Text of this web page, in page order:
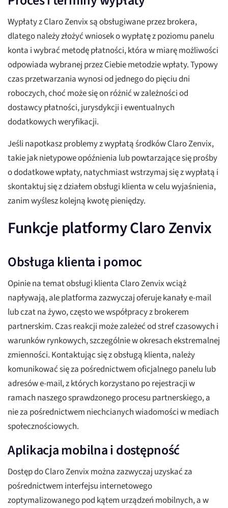
Wypłaty z Claro Zenvix są obsługiwane przez brokera,
dlatego należy złożyć wniosek o wypłatę z poziomu panelu
konta i wybrać metodę płatności, która w miarę możliwości
odpowiada wybranej przez Ciebie metodzie wpłaty. Typowy
czas przetwarzania wynosi od jednego do pięciu dni
roboczych, choć może się on różnić w zależności od
dostawcy płatności, jurysdykcji i ewentualnych
dodatkowych weryfikacji.
Jeśli napotkasz problemy z wypłatą środków Claro Zenvix,
takie jak nietypowe opóźnienia lub powtarzające się prośby
o dodatkowe wpłaty, natychmiast wstrzymaj się z wypłatą i
skontaktuj się z działem obsługi klienta w celu wyjaśnienia,
zanim wyślesz kolejną kwotę pieniędzy.
Funkcje platformy Claro Zenvix
Obsługa klienta i pomoc
Opinie na temat obsługi klienta Claro Zenvix wciąż
napływają, ale platforma zazwyczaj oferuje kanały e-mail
lub czat na żywo, często we współpracy z brokerem
partnerskim. Czas reakcji może zależeć od stref czasowych i
warunków rynkowych, szczególnie w okresach ekstremalnej
zmienności. Kontaktując się z obsługą klienta, należy
komunikować się za pośrednictwem oficjalnego panelu lub
adresów e-mail, z których korzystano po rejestracji w
ramach naszego sprawdzonego procesu partnerskiego, a
nie za pośrednictwem niechcianych wiadomości w mediach
społecznościowych.
Aplikacja mobilna i dostępność
Dostęp do Claro Zenvix można zazwyczaj uzyskać za
pośrednictwem interfejsu internetowego
zoptymalizowanego pod kątem urządzeń mobilnych, a w